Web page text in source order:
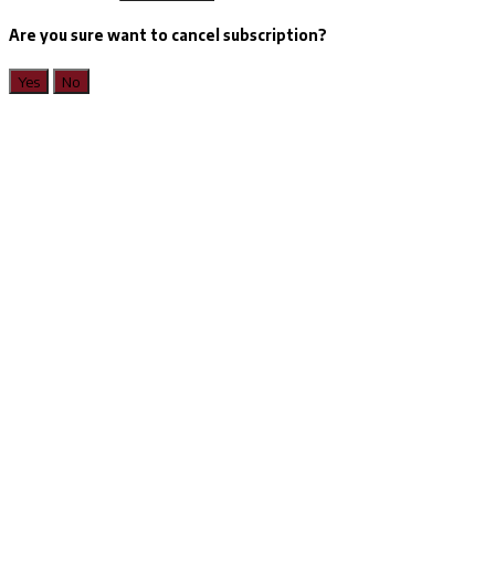
Are you sure want to cancel subscription?
Yes No